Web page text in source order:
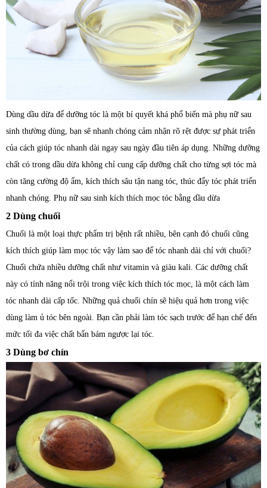
Dùng dầu dừa để dưỡng tóc là một bí quyết khá phổ biến mà phụ nữ sau
sinh thường dùng, bạn sẽ nhanh chóng cảm nhận rõ rệt được sự phát triển
của cách giúp tóc nhanh dài ngay sau ngày đầu tiên áp dụng. Những dưỡng
chất có trong dầu dừa không chỉ cung cấp dưỡng chất cho từng sợi tóc mà
còn tăng cường độ ẩm, kích thích sâu tận nang tóc, thúc đẩy tóc phát triển
nhanh chóng. Phụ nữ sau sinh kích thích mọc tóc bằng dầu dừa
2 Dùng chuối
Chuối là một loại thực phẩm trị bệnh rất nhiều, bên cạnh đó chuối cũng
kích thích giúp làm mọc tóc vậy làm sao để tóc nhanh dài chỉ với chuối?
Chuối chứa nhiều dưỡng chất như vitamin và giàu kali. Các dưỡng chất
này có tính năng nổi trội trong việc kích thích tóc mọc, là một cách làm
tóc nhanh dài cấp tốc. Những quả chuối chín sẽ hiệu quả hơn trong việc
dùng làm ủ tóc bên ngoài. Bạn cần phải làm tóc sạch trước để hạn chế đến
mức tối đa việc chất bẩn bám ngược lại tóc.
3 Dùng bơ chín